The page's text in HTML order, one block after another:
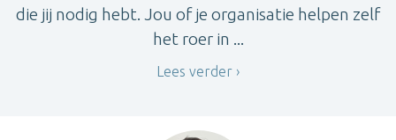
die jij nodig hebt. Jou of je organisatie helpen zelf
het roer in ...
Lees verder